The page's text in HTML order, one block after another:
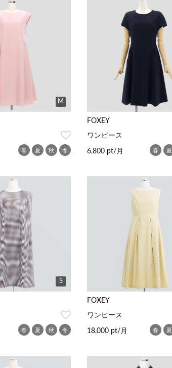
M
春 夏 秋 冬
FOXEY
ワンピース
6,800 pt/月 春 夏
S
春 夏 秋 冬
FOXEY
ワンピース
18,000 pt/月 春 夏